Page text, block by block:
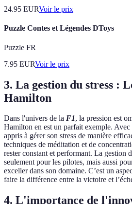
24.95 EURVoir le prix
Puzzle Contes et Légendes DToys
Puzzle FR
7.95 EURVoir le prix
3. La gestion du stress :
Hamilton
Dans l'univers de la F1, la pression est
Hamilton en est un parfait exemple. Avec
appris à gérer son stress de manière
techniques de méditation et de
rester constant et performant. La gestion
seulement pour les pilotes, mais aussi
exceller dans son domaine. C’est un
faire la différence entre la victoire et
4. L'importance de